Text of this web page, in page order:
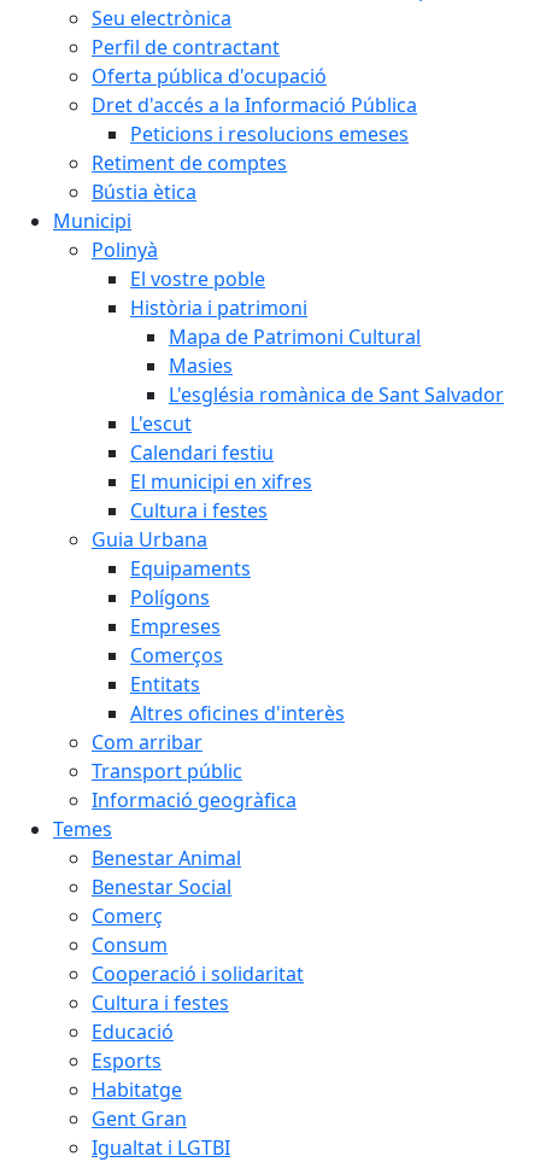
Seu electrònica
Perfil de contractant
Oferta pública d'ocupació
Dret d'accés a la Informació Pública
Peticions i resolucions emeses
Retiment de comptes
Bústia ètica
Municipi
Polinyà
El vostre poble
Història i patrimoni
Mapa de Patrimoni Cultural
Masies
L'església romànica de Sant Salvador
L'escut
Calendari festiu
El municipi en xifres
Cultura i festes
Guia Urbana
Equipaments
Polígons
Empreses
Comerços
Entitats
Altres oficines d'interès
Com arribar
Transport públic
Informació geogràfica
Temes
Benestar Animal
Benestar Social
Comerç
Consum
Cooperació i solidaritat
Cultura i festes
Educació
Esports
Habitatge
Gent Gran
Igualtat i LGTBI